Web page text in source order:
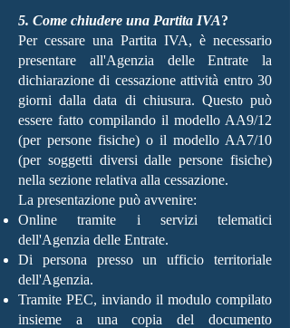
5. Come chiudere una Partita IVA?
Per cessare una Partita IVA, è necessario
presentare all'Agenzia delle Entrate la
dichiarazione di cessazione attività entro 30
giorni dalla data di chiusura. Questo può
essere fatto compilando il modello AA9/12
(per persone fisiche) o il modello AA7/10
(per soggetti diversi dalle persone fisiche)
nella sezione relativa alla cessazione.
La presentazione può avvenire:
Online tramite i servizi telematici
dell'Agenzia delle Entrate.
Di persona presso un ufficio territoriale
dell'Agenzia.
Tramite PEC, inviando il modulo compilato
insieme a una copia del documento